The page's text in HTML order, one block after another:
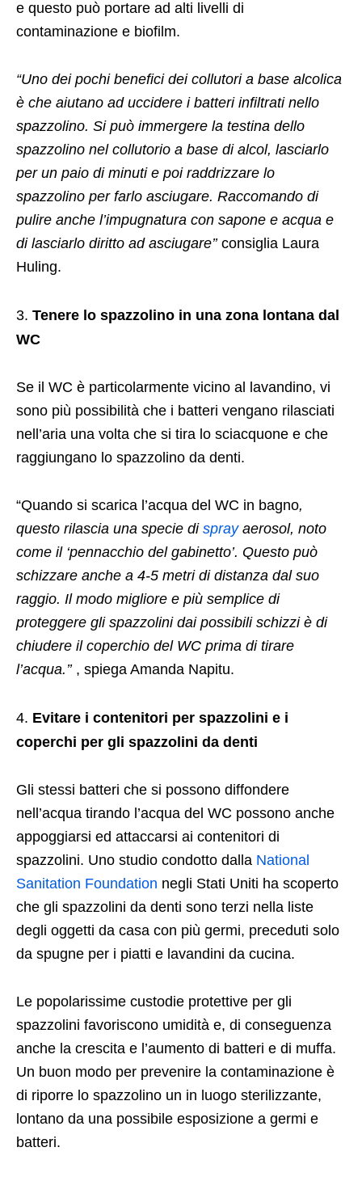
e questo può portare ad alti livelli di
contaminazione e biofilm.
“Uno dei pochi benefici dei collutori a base alcolica
è che aiutano ad uccidere i batteri infiltrati nello
spazzolino. Si può immergere la testina dello
spazzolino nel collutorio a base di alcol, lasciarlo
per un paio di minuti e poi raddrizzare lo
spazzolino per farlo asciugare. Raccomando di
pulire anche l’impugnatura con sapone e acqua e
di lasciarlo diritto ad asciugare’’consiglia Laura
Huling.
Tenere lo spazzolino in una zona lontana dal
WC
Se il WC è particolarmente vicino al lavandino, vi
sono più possibilità che i batteri vengano rilasciati
nell’aria una volta che si tira lo sciacquone e che
raggiungano lo spazzolino da denti.
“Quando si scarica l’acqua del WC in bagno,
questo rilascia una specie di sprayaerosol, noto
come il ‘pennacchio del gabinetto’. Questo può
schizzare anche a 4-5 metri di distanza dal suo
raggio. Il modo migliore e più semplice di
proteggere gli spazzolini dai possibili schizzi è di
chiudere il coperchio del WC prima di tirare
l’acqua.’’ , spiega Amanda Napitu.
Evitare i contenitori per spazzolini e i
coperchi per gli spazzolini da denti
Gli stessi batteri che si possono diffondere
nell’acqua tirando l’acqua del WC possono anche
appoggiarsi ed attaccarsi ai contenitori di
spazzolini. Uno studio condotto dalla National
Sanitation Foundation negli Stati Uniti ha scoperto
che gli spazzolini da denti sono terzi nella liste
degli oggetti da casa con più germi, preceduti solo
da spugne per i piatti e lavandini da cucina.
Le popolarissime custodie protettive per gli
spazzolini favoriscono umidità e, di conseguenza
anche la crescita e l’aumento di batteri e di muffa.
Un buon modo per prevenire la contaminazione è
di riporre lo spazzolino un in luogo sterilizzante,
lontano da una possibile esposizione a germi e
batteri.